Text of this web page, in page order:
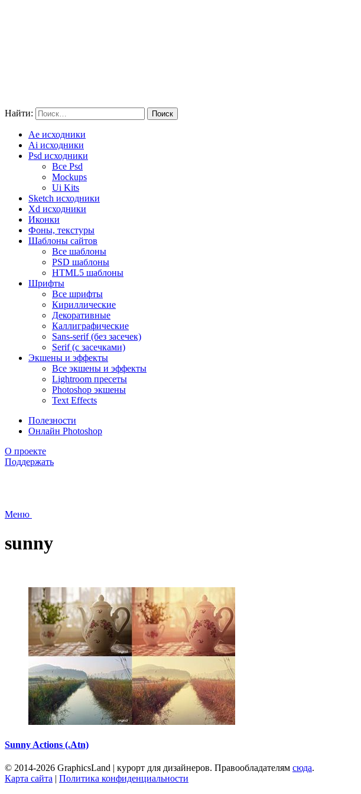
Найти:
Ae исходники
Ai исходники
Psd исходники
Все Psd
Mockups
Ui Kits
Sketch исходники
Xd исходники
Иконки
Фоны, текстуры
Шаблоны сайтов
Все шаблоны
PSD шаблоны
HTML5 шаблоны
Шрифты
Все шрифты
Кириллические
Декоративные
Каллиграфические
Sans-serif (без засечек)
Serif (с засечками)
Экшены и эффекты
Все экшены и эффекты
Lightroom пресеты
Photoshop экшены
Text Effects
Полезности
Онлайн Photoshop
О проекте
Поддержать
Меню
sunny
Sunny Actions (.Atn)
© 2014-2026 GraphicsLand | курорт для дизайнеров. Правообладателям сюда.
Карта сайта | Политика конфиденциальности